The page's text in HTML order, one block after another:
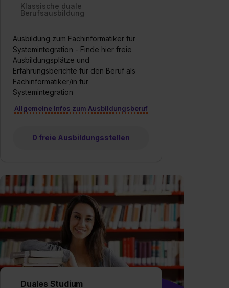
Klassische duale
Berufsausbildung
Ausbildung zum Fachinformatiker für
Systemintegration - Finde hier freie
Ausbildungsplätze und
Erfahrungsberichte für den Beruf als
Fachinformatiker/in für
Systemintegration
Allgemeine Infos zum Ausbildungsberuf
0 freie Ausbildungsstellen
Duales Studium